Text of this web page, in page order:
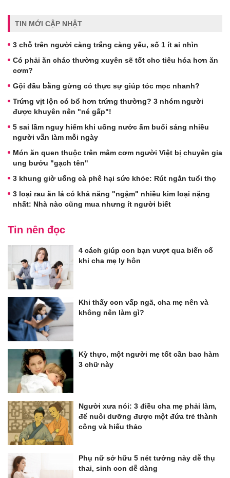
TIN MỚI CẬP NHẬT
3 chỗ trên người càng trắng càng yếu, số 1 ít ai nhìn
Có phải ăn cháo thường xuyên sẽ tốt cho tiêu hóa hơn ăn
cơm?
Gội đầu bằng gừng có thực sự giúp tóc mọc nhanh?
Trứng vịt lộn có bổ hơn trứng thường? 3 nhóm người
được khuyên nên "né gấp"!
5 sai lầm nguy hiểm khi uống nước ấm buổi sáng nhiều
người vẫn làm mỗi ngày
Món ăn quen thuộc trên mâm cơm người Việt bị chuyên gia
ung bướu "gạch tên"
3 khung giờ uống cà phê hại sức khỏe: Rút ngắn tuổi thọ
3 loại rau ăn lá có khả năng "ngậm" nhiều kim loại nặng
nhất: Nhà nào cũng mua nhưng ít người biết
Tin nên đọc
4 cách giúp con bạn vượt qua biến cố
khi cha mẹ ly hôn
Khi thấy con vấp ngã, cha mẹ nên và
không nên làm gì?
Kỳ thực, một người mẹ tốt cần bao hàm
3 chữ này
Người xưa nói: 3 điều cha mẹ phải làm,
để nuôi dưỡng được một đứa trẻ thành
công và hiếu thảo
Phụ nữ sở hữu 5 nét tướng này dễ thụ
thai, sinh con dễ dàng